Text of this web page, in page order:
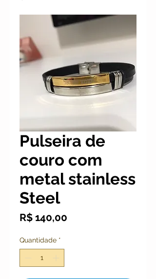
Pulseira de
couro com
metal stainless
Steel
R$ 140,00
Quantidade *